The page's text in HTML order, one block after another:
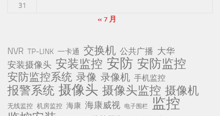
31
« 7 月
NVR TP-LINK 一卡通 交换机 公共广播 大华
安装摄像头 安装监控 安防 安防监控
安防监控系统 录像 录像机 手机监控
报警系统 摄像头 摄像头监控 摄像机
无线监控 机房监控 海康 海康威视 电子围栏 监控